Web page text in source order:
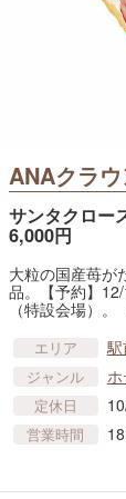
ANAクラ
サンタクロー
6,000円
大粒の国産苺が
品。【予約】
（特設会場）
エリア
ジャンル
定休日
営業時間